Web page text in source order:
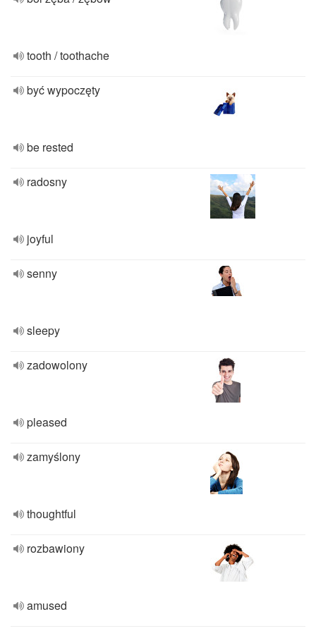
tooth / toothache
być wypoczęty
be rested
radosny
joyful
senny
sleepy
zadowolony
pleased
zamyślony
thoughtful
rozbawiony
amused